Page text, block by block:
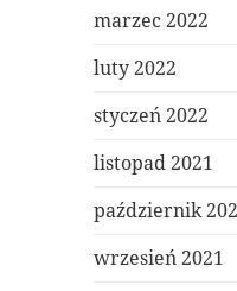
marzec 2022
luty 2022
styczeń 2022
listopad 2021
październik
wrzesień 2021